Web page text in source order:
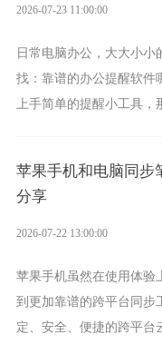
2026-07-23 11:00:00
日常电脑办公，大大小
找：靠谱的办公提醒软件
上手简单的提醒小工具，
苹果手机和电脑同步
分享
2026-07-22 13:00:00
苹果手机虽然在使用体验
到更加靠谱的跨平台同步
定、安全、便捷的跨平台